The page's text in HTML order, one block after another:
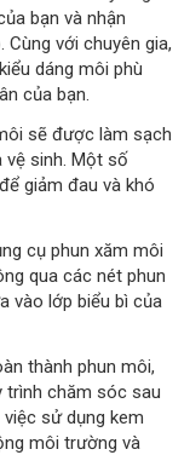
bạn và nhận
với chuyên gia,
dáng môi phù
của bạn.
sẽ được làm sạch
vệ sinh. Một số
giảm đau và khó
cụ phun xăm môi
qua các nét phun
vào lớp biểu bì của
thành phun môi,
trình chăm sóc sau
sử dụng kem
môi trường và